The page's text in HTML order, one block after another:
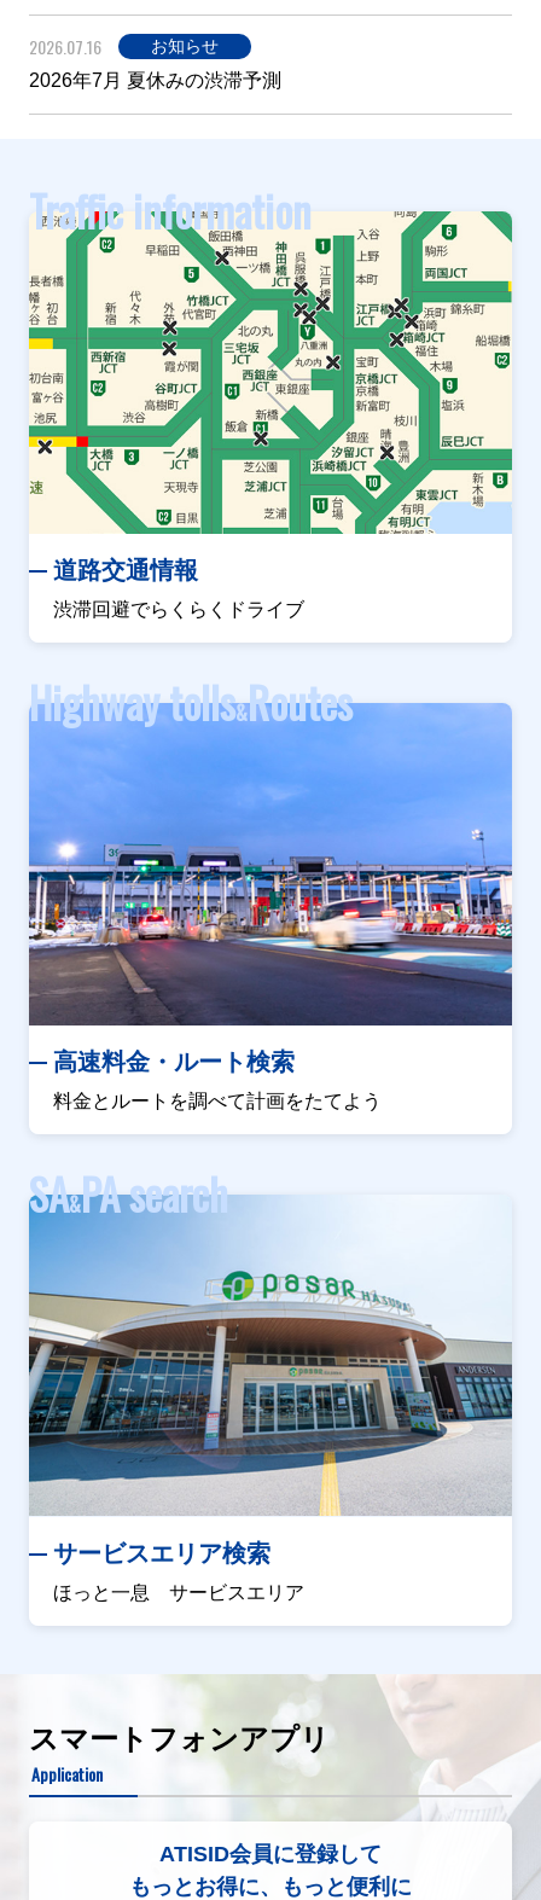
2026.07.16 お知らせ
2026年7月 夏休みの渋滞予測
Traffic information
道路交通情報
渋滞回避でらくらくドライブ
Highway tolls&Routes
高速料金・ルート検索
料金とルートを調べて計画をたてよう
SA&PA search
サービスエリア検索
ほっと一息 サービスエリア
スマートフォンアプリ
Application
ATISID会員に登録して
もっとお得に、もっと便利に